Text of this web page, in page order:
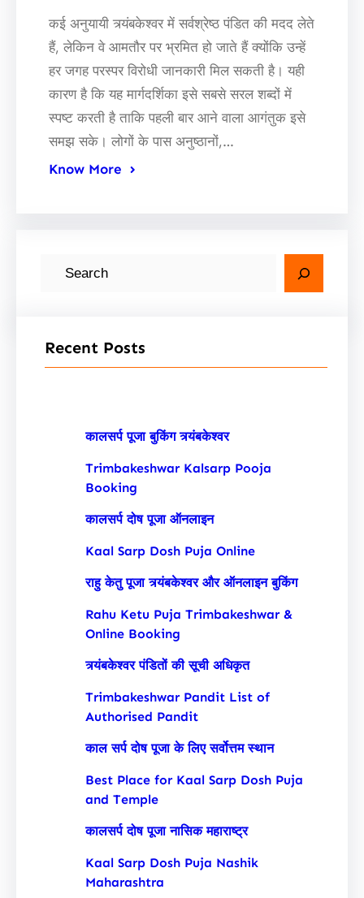
कई अनुयायी त्र्यंबकेश्वर में सर्वश्रेष्ठ पंडित की मदद लेते
हैं, लेकिन वे आमतौर पर भ्रमित हो जाते हैं क्योंकि उन्हें
हर जगह परस्पर विरोधी जानकारी मिल सकती है। यही
कारण है कि यह मार्गदर्शिका इसे सबसे सरल शब्दों में
स्पष्ट करती है ताकि पहली बार आने वाला आगंतुक इसे
समझ सके। लोगों के पास अनुष्ठानों,…
Know More
Recent Posts
कालसर्प पूजा बुकिंग त्र्यंबकेश्वर
Trimbakeshwar Kalsarp Pooja
Booking
कालसर्प दोष पूजा ऑनलाइन
Kaal Sarp Dosh Puja Online
राहु केतु पूजा त्र्यंबकेश्वर और ऑनलाइन बुकिंग
Rahu Ketu Puja Trimbakeshwar &
Online Booking
त्र्यंबकेश्वर पंडितों की सूची अधिकृत
Trimbakeshwar Pandit List of
Authorised Pandit
काल सर्प दोष पूजा के लिए सर्वोत्तम स्थान
Best Place for Kaal Sarp Dosh Puja
and Temple
कालसर्प दोष पूजा नासिक महाराष्ट्र
Kaal Sarp Dosh Puja Nashik
Maharashtra